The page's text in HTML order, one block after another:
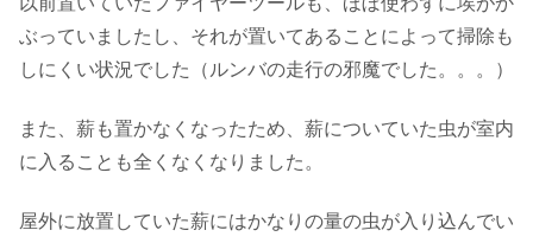
ぶっていましたし、それが置いてあることによって掃除も
しにくい状況でした（ルンバの走行の邪魔でした。。。）
また、薪も置かなくなったため、薪についていた虫が室内
に入ることも全くなくなりました。
屋外に放置していた薪にはかなりの量の虫が入り込んでい